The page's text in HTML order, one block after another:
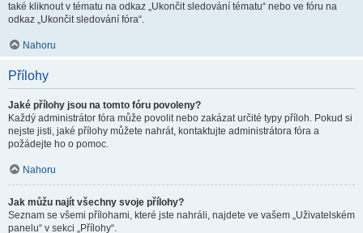
také kliknout v tématu na odkaz „Ukončit sledování tématu“ nebo ve fóru na
odkaz „Ukončit sledování fóra“.
Nahoru
Přílohy
Jaké přílohy jsou na tomto fóru povoleny?
Každý administrátor fóra může povolit nebo zakázat určité typy příloh. Pokud si
nejste jisti, jaké přílohy můžete nahrát, kontaktujte administrátora fóra a
požádejte ho o pomoc.
Nahoru
Jak můžu najít všechny svoje přílohy?
Seznam se všemi přílohami, které jste nahráli, najdete ve vašem „Uživatelském
panelu“ v sekci „Přílohy“.